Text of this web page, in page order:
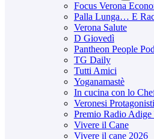
Focus Verona
Palla Lunga… E
Verona Salute
D Giovedì
Pantheon People
TG Daily
Tutti Amici
Yoganamastè
In cucina con lo
Veronesi
Premio Radio
Vivere il Cane
Vivere il cane 2026